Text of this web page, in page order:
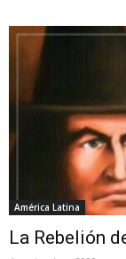
América Latina
La Rebelión